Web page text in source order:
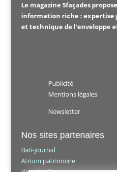
Le magazine 5façades
information riche : expertise
et technique de l’enveloppe
Publicité
Mentions légales
Newsletter
Nos sites partenaires
Bati-journal
Atrium patrimoine